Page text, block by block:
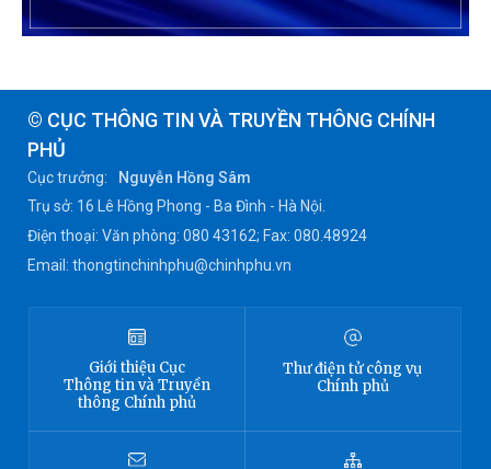
© CỤC THÔNG TIN VÀ TRUYỀN THÔNG CHÍNH
PHỦ
Cục trưởng:
Nguyễn Hồng Sâm
Trụ sở: 16 Lê Hồng Phong - Ba Đình - Hà Nội.
Điện thoại: Văn phòng: 080 43162; Fax: 080.48924
Email: thongtinchinhphu@chinhphu.vn
Giới thiệu Cục
Thông tinvà Truyền
thông Chính phủ
Thư điện tử công vụ
Chính phủ